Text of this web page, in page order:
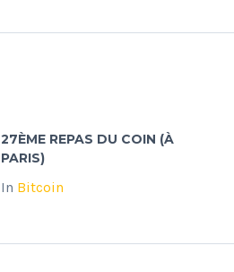
27ÈME REPAS DU COIN (À
PARIS)
In Bitcoin